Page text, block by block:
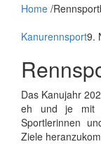
Home /
Kanurennsport9.
Das Kanujahr
eh und je mit
Sportlerinnen
Ziele